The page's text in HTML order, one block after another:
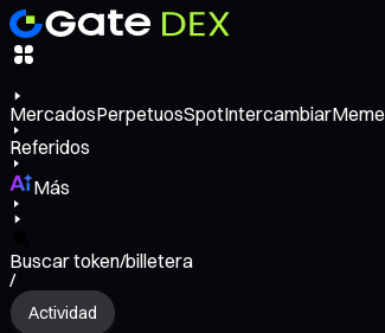
MercadosPerpetuosSpotIntercambiarMeme
Referidos
Más
Buscar token/billetera
/
Actividad